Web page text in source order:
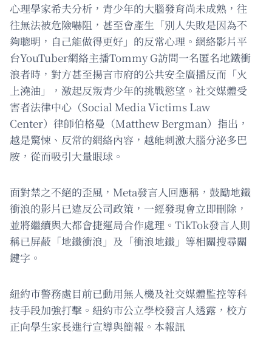
心理學家希夫分析，青少年的大腦發育尚未成熟，往
往無法被危險嚇阻，甚至會產生「別人失敗是因為不
夠聰明，自己能做得更好」的反常心理。網絡影片平
台YouTuber網絡主播Tommy G訪問一名匿名地鐵衝
浪者時，對方甚至揚言市府的公共安全廣播反而「火
上澆油」，激起反叛青少年的挑戰慾望。社交媒體受
害者法律中心（Social Media Victims Law
Center）律師伯格曼（Matthew Bergman）指出，
越是驚悚、反常的網絡內容，越能刺激大腦分泌多巴
胺，從而吸引大量眼球。
面對禁之不絕的歪風，Meta發言人回應稱，鼓勵地鐵
衝浪的影片已違反公司政策，一經發現會立即刪除，
並將繼續與大都會捷運局合作處理。TikTok發言人則
稱已屏蔽「地鐵衝浪」及「衝浪地鐵」等相關搜尋關
鍵字。
紐約市警務處目前已動用無人機及社交媒體監控等科
技手段加強打擊。紐約市公立學校發言人透露，校方
正向學生家長進行宣導與簡報。本報訊